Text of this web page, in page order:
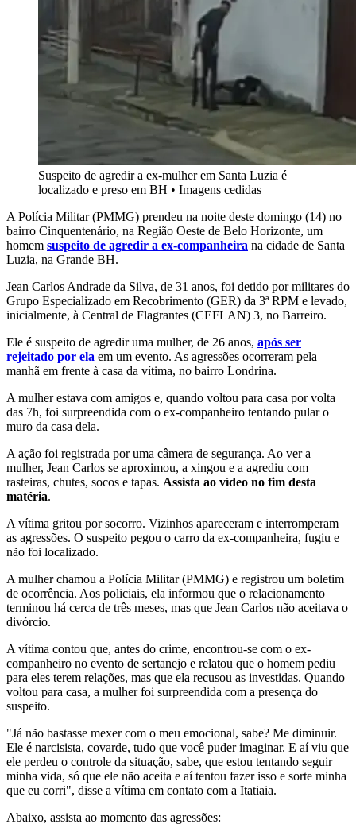
Suspeito de agredir a ex-mulher em Santa Luzia é
localizado e preso em BH • Imagens cedidas
A Polícia Militar (PMMG) prendeu na noite deste domingo (14) no
bairro Cinquentenário, na Região Oeste de Belo Horizonte, um
homem suspeito de agredir a ex-companheira na cidade de Santa
Luzia, na Grande BH.
Jean Carlos Andrade da Silva, de 31 anos, foi detido por militares do
Grupo Especializado em Recobrimento (GER) da 3ª RPM e levado,
inicialmente, à Central de Flagrantes (CEFLAN) 3, no Barreiro.
Ele é suspeito de agredir uma mulher, de 26 anos, após ser
rejeitado por ela em um evento. As agressões ocorreram pela
manhã em frente à casa da vítima, no bairro Londrina.
A mulher estava com amigos e, quando voltou para casa por volta
das 7h, foi surpreendida com o ex-companheiro tentando pular o
muro da casa dela.
A ação foi registrada por uma câmera de segurança. Ao ver a
mulher, Jean Carlos se aproximou, a xingou e a agrediu com
rasteiras, chutes, socos e tapas. Assista ao vídeo no fim desta
matéria.
A vítima gritou por socorro. Vizinhos apareceram e interromperam
as agressões. O suspeito pegou o carro da ex-companheira, fugiu e
não foi localizado.
A mulher chamou a Polícia Militar (PMMG) e registrou um boletim
de ocorrência. Aos policiais, ela informou que o relacionamento
terminou há cerca de três meses, mas que Jean Carlos não aceitava o
divórcio.
A vítima contou que, antes do crime, encontrou-se com o ex-
companheiro no evento de sertanejo e relatou que o homem pediu
para eles terem relações, mas que ela recusou as investidas. Quando
voltou para casa, a mulher foi surpreendida com a presença do
suspeito.
"Já não bastasse mexer com o meu emocional, sabe? Me diminuir.
Ele é narcisista, covarde, tudo que você puder imaginar. E aí viu que
ele perdeu o controle da situação, sabe, que estou tentando seguir
minha vida, só que ele não aceita e aí tentou fazer isso e sorte minha
que eu corri", disse a vítima em contato com a Itatiaia.
Abaixo, assista ao momento das agressões: